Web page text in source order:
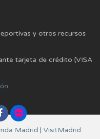
y otros recursos
tarjeta de crédito (VISA
Madrid | VisitMadrid